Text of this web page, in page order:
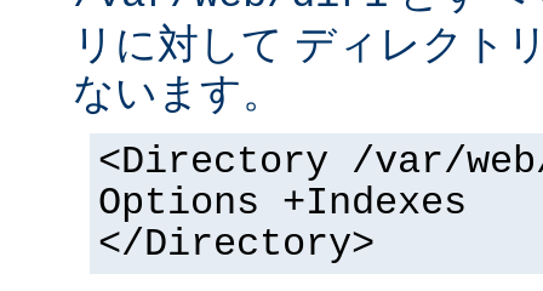
リに対して ディレクト
ないます。
<Directory /var/
Options +Indexes
</Directory>